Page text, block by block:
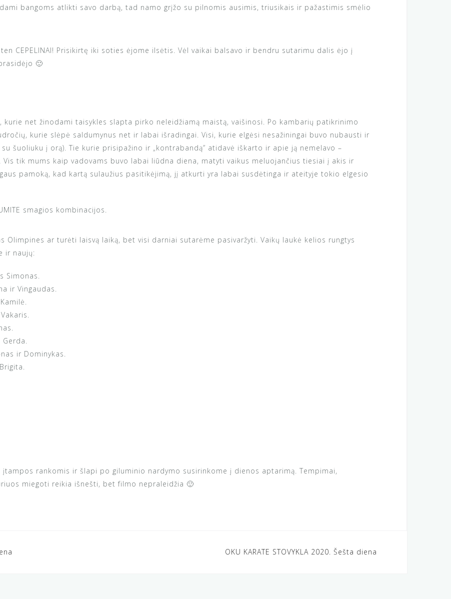
bangoms atlikti savo darbą, tad namo grįžo su pilnomis ausimis, triusikais ir pažastimis smėlio
CEPELINAI! Prisikirtę iki soties ėjome ilsėtis. Vėl vaikai balsavo ir bendru sutarimu dalis ėjo į
🙂
net žinodami taisykles slapta pirko neleidžiamą maistą, vaišinosi. Po kambarių patikrinimo
kurie slėpė saldumynus net ir labai išradingai. Visi, kurie elgėsi nesažiningai buvo nubausti ir
šuoliuku į orą). Tie kurie prisipažino ir „kontrabandą” atidavė iškarto ir apie ją nemelavo –
Vis tik mums kaip vadovams buvo labai liūdna diena, matyti vaikus meluojančius tiesiai į akis ir
pamoką, kad kartą sulaužius pasitikėjimą, jį atkurti yra labai susdėtinga ir ateityje tokio elgesio
smagios kombinacijos.
Olimpines ar turėti laisvą laiką, bet visi darniai sutarėme pasivaržyti. Vaikų laukė kelios rungtys
ir naujų:
Simonas.
ir Vingaudas.
ir Dominykas.
rankomis ir šlapi po giluminio nardymo susirinkome į dienos aptarimą. Tempimai,
miegoti reikia išnešti, bet filmo nepraleidžia 🙂
OKU KARATE STOVYKLA 2020. Šešta diena